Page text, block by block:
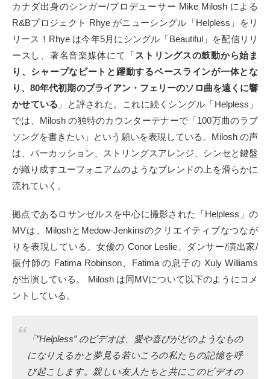
SOCIAL
Twitter
Facebook
instagram
Tumblr
to indienative
カナダ出身のシンガー/プロデューサー Mike Milosh による
R&Bプロジェクト Rhye がニューシングル「Helpless」をリ
リース！Rhye は今年5月にシングル「Beautiful」を配信リリ
ースし、著名音楽媒体にて「ストリングスの鼓動から始ま
り、シャープなビートと躍動するベースラインが一体とな
り、80年代初期のブライアン・フェリーのソロ曲を遠くに響
かせている 」と評された。これに続くシングル「Helpless」
では、Milosh の独特のカウンターテナーで「100万曲のラブ
ソングを書きたい」という願いを表現している。Milosh の声
は、パーカッション、ストリングスアレンジ、シンセと鍵盤
が織り成すユーフォニアムのようなブレンドの上を滑らかに
流れていく。
拠点であるロサンゼルスを中心に撮影された「Helpless」の
MVは、MiloshとMedow-Jenkinsのクリエイティブなつなが
りを表現している。女優の Conor Leslie、ダンサー/演出家/
振付師の Fatima Robinson、Fatima の息子の Xuly Williams
が出演している。 Milosh は同MVについて以下のようにコメ
ントしている。
「”Helpless” のビデオは、愛や喜びがどのようなもの
になりえるかと夢見る若いころの私たちの記憶を呼
び起こします。親しい友人たちと共にこのビデオの